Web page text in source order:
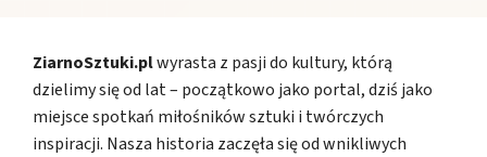
ZiarnoSztuki.plwyrasta z pasji do kultury, którą
dzielimy się od lat – początkowo jako portal, dziś jako
miejsce spotkań miłośników sztuki i twórczych
inspiracji. Nasza historia zaczęła się od wnikliwych